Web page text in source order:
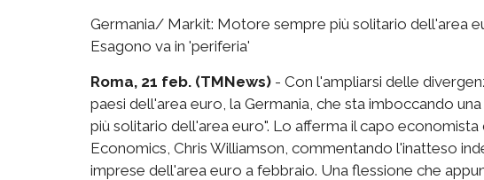
Germania/ Markit: Motore sempre più solitario dell'area
Esagono va in 'periferia'
Roma, 21 feb. (TMNews) - Con l'ampliarsi delle
paesi dell'area euro, la Germania, che sta imboccando
più solitario dell'area euro". Lo afferma il capo
Economics, Chris Williamson, commentando l'inatteso
imprese dell'area euro a febbraio. Una flessione che